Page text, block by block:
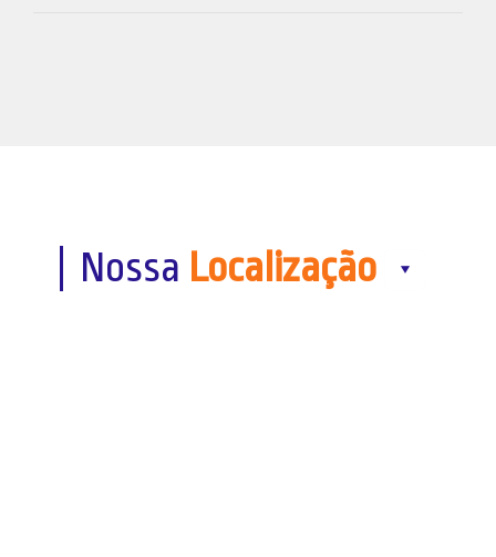
Nossa Localização